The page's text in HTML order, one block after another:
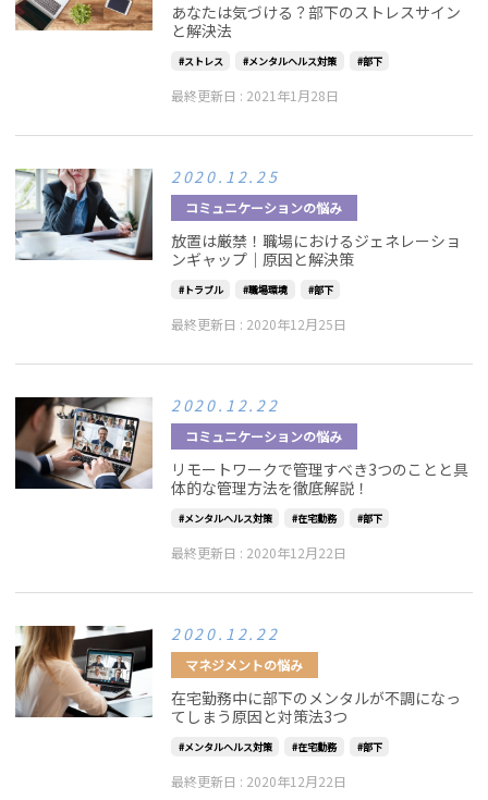
あなたは気づける？部下のストレスサイン
と解決法
ストレス メンタルヘルス対策 部下
最終更新日 : 2021年1月28日
2020.12.25
コミュニケーションの悩み
放置は厳禁！職場におけるジェネレーショ
ンギャップ｜原因と解決策
トラブル 職場環境 部下
最終更新日 : 2020年12月25日
2020.12.22
コミュニケーションの悩み
リモートワークで管理すべき3つのことと具
体的な管理方法を徹底解説！
メンタルヘルス対策 在宅勤務 部下
最終更新日 : 2020年12月22日
2020.12.22
マネジメントの悩み
在宅勤務中に部下のメンタルが不調になっ
てしまう原因と対策法3つ
メンタルヘルス対策 在宅勤務 部下
最終更新日 : 2020年12月22日